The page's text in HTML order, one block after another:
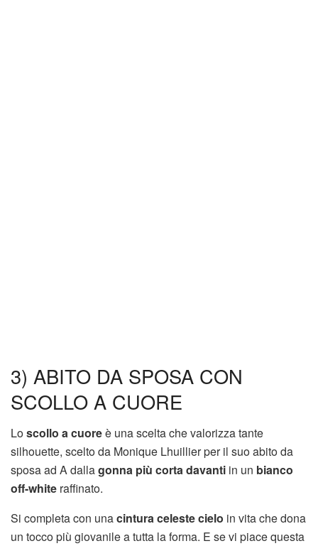
3) ABITO DA SPOSA CON
SCOLLO A CUORE
Loscollo a cuoreè una scelta che valorizza tante
silhouette, scelto da Monique Lhuillier per il suo abito da
sposa ad A dallagonna più corta davanti in un bianco
off-white raffinato.
Si completa con unacintura celeste cielo in vita che dona
un tocco più giovanile a tutta la forma. E se vi piace questa